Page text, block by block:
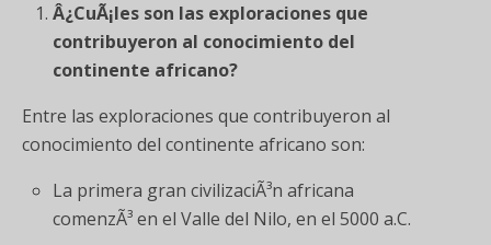
Â¿CuÃ¡les son las exploraciones que
contribuyeron al conocimiento del
continente africano?
Entre las exploraciones que contribuyeron al
conocimiento del continente africano son:
La primera gran civilizaciÃ³n africana
comenzÃ³ en el Valle del Nilo, en el 5000 a.C.